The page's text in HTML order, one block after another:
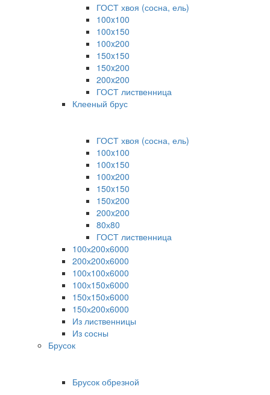
ГОСТ хвоя (сосна, ель)
100x100
100x150
100x200
150x150
150x200
200x200
ГОСТ лиственница
Клееный брус
ГОСТ хвоя (сосна, ель)
100x100
100x150
100x200
150x150
150x200
200x200
80х80
ГОСТ лиственница
100х200х6000
200х200х6000
100х100х6000
100х150х6000
150х150х6000
150х200х6000
Из лиственницы
Из сосны
Брусок
Брусок обрезной